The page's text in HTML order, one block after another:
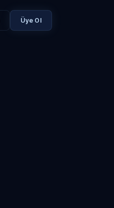
Üye Ol